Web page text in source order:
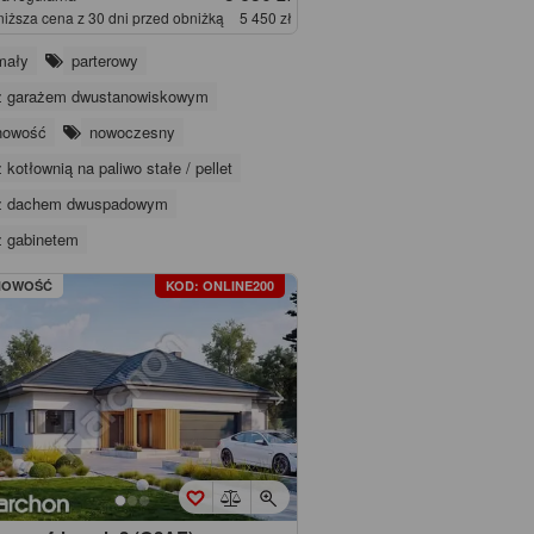
cena z 30 dni przed obniżką 5 450 zł
parterowy
garażem dwustanowiskowym
nowoczesny
kotłownią na paliwo stałe / pellet
dachem dwuspadowym
gabinetem
KOD: ONLINE200